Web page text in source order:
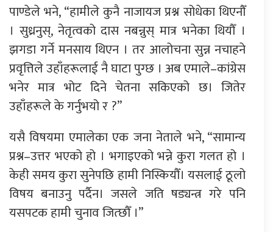
पाण्डेले भने, “हामीले कुनै नाजायज प्रश्न सोधेका थिएनौँ
। सुध्रनुस्, नेतृत्वको दास नबन्नुस् मात्र भनेका थियौँ ।
झगडा गर्ने मनसाय थिएन । तर आलोचना सुन्न नचाहने
प्रवृत्तिले उहाँहरूलाई नै घाटा पुग्छ । अब एमाले–कांग्रेस
भनेर मात्र भोट दिने चेतना सकिएको छ। जितेर
उहाँहरूले के गर्नुभयो र ?”
यसै विषयमा एमालेका एक जना नेताले भने, “सामान्य
प्रश्न–उत्तर भएको हो । भगाइएको भन्ने कुरा गलत हो ।
केही समय कुरा सुनेपछि हामी निस्कियौँ। यसलाई ठूलो
विषय बनाउनु पर्दैन। जसले जति षड्यन्त्र गरे पनि
यसपटक हामी चुनाव जित्छौँ ।”